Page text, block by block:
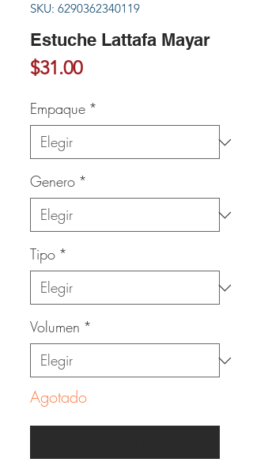
SKU: 6290362340119
Estuche Lattafa Mayar
$31.00Precio
Empaque *
Genero *
Tipo *
Volumen *
Agotado